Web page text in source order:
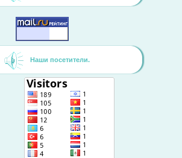
Наши посетители.